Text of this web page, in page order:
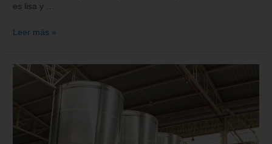
es lisa y …
Leer más »